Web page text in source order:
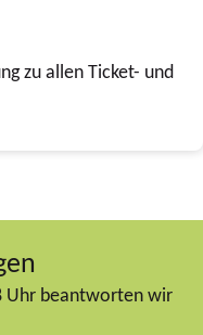
zu allen Ticket- und
Uhr beantworten wir